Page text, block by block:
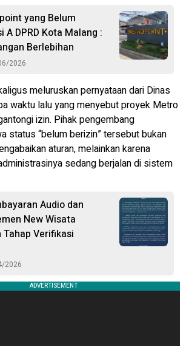
yang Belum
A DPRD Kota Malang :
Berlebihan
2026
meluruskan pernyataan dari Dinas
waktu lalu yang menyebut proyek Metro
izin. Pihak pengembang
status “belum berizin” tersebut bukan
aturan, melainkan karena
sedang berjalan di sistem
Audio dan
New Wisata
Verifikasi
2026